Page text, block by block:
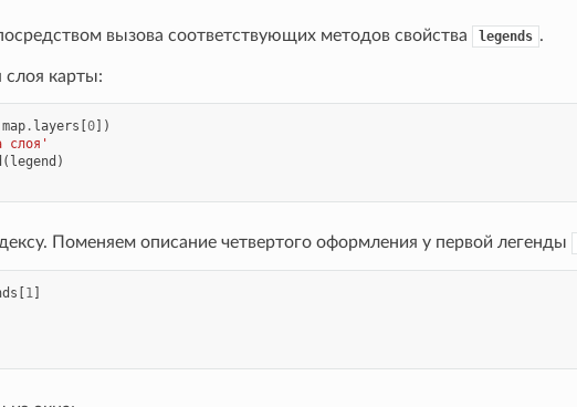
вызова соответствующих методов свойства legends .
карты:
map. layers [0])
слоя'
( legend )
Поменяем описание четвертого оформления у первой легенды
[1]